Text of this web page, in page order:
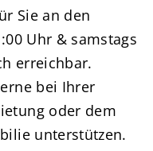
Sie an den
Uhr & samstags
erreichbar.
bei Ihrer
oder dem
unterstützen.